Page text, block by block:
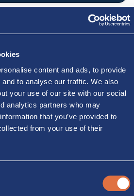
content and ads, to provide
to analyse our traffic. We also
your use of our site with our social
analytics partners who may
that you’ve provided to
from your use of their